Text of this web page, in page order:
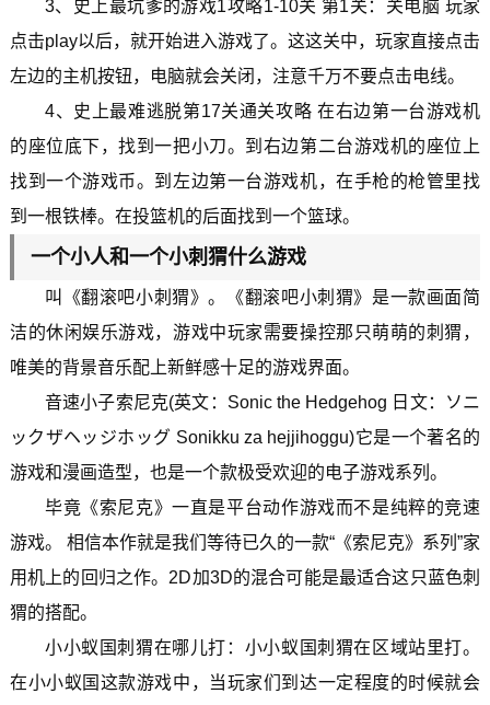
3、史上最坑爹的游戏1攻略1-10关 第1关：关电脑 玩家
点击play以后，就开始进入游戏了。这这关中，玩家直接点击
左边的主机按钮，电脑就会关闭，注意千万不要点击电线。
4、史上最难逃脱第17关通关攻略 在右边第一台游戏机
的座位底下，找到一把小刀。到右边第二台游戏机的座位上
找到一个游戏币。到左边第一台游戏机，在手枪的枪管里找
到一根铁棒。在投篮机的后面找到一个篮球。
一个小人和一个小刺猬什么游戏
叫《翻滚吧小刺猬》。《翻滚吧小刺猬》是一款画面简
洁的休闲娱乐游戏，游戏中玩家需要操控那只萌萌的刺猬，
唯美的背景音乐配上新鲜感十足的游戏界面。
音速小子索尼克(英文：Sonic the Hedgehog 日文：ソニ
ックザヘッジホッグ Sonikku za hejjihoggu)它是一个著名的
游戏和漫画造型，也是一个款极受欢迎的电子游戏系列。
毕竟《索尼克》一直是平台动作游戏而不是纯粹的竞速
游戏。 相信本作就是我们等待已久的一款“《索尼克》系列”家
用机上的回归之作。2D加3D的混合可能是最适合这只蓝色刺
猬的搭配。
小小蚁国刺猬在哪儿打：小小蚁国刺猬在区域站里打。
在小小蚁国这款游戏中，当玩家们到达一定程度的时候就会